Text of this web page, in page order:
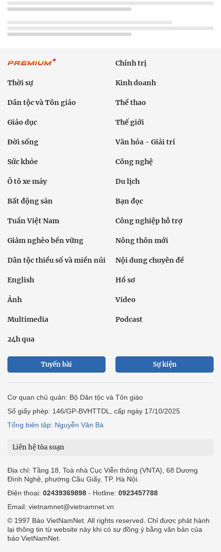
Chính trị
Thời sự Kinh doanh
Dân tộc và Tôn giáo Thể thao
Giáo dục Thế giới
Đời sống Văn hóa - Giải trí
Sức khỏe Công nghệ
Ô tô xe máy Du lịch
Bất động sản Bạn đọc
Tuần Việt Nam Công nghiệp hỗ trợ
Giảm nghèo bền vững Nông thôn mới
Dân tộc thiểu số và miền núi Nội dung chuyên đề
English Hồ sơ
Ảnh Video
Multimedia Podcast
24h qua
Tuyến bài Sự kiện
Cơ quan chủ quản: Bộ Dân tộc và Tôn giáo
Số giấy phép: 146/GP-BVHTTDL, cấp ngày 17/10/2025
Tổng biên tập: Nguyễn Văn Bá
Liên hệ tòa soạn
Địa chỉ: Tầng 18, Toà nhà Cục Viễn thông (VNTA), 68 Dương
Đình Nghệ, phường Cầu Giấy, TP. Hà Nội.
Điện thoại: 02439369898 - Hotline: 0923457788
Email: vietnamnet@vietnamnet.vn
© 1997 Báo VietNamNet. All rights reserved. Chỉ được phát hành
lại thông tin từ website này khi có sự đồng ý bằng văn bản của
báo VietNamNet.